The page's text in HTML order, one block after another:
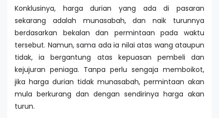
Konklusinya, harga durian yang ada di pasaran
sekarang adalah munasabah, dan naik turunnya
berdasarkan bekalan dan permintaan pada waktu
tersebut. Namun, sama ada ia nilai atas wang ataupun
tidak, ia bergantung atas kepuasan pembeli dan
kejujuran peniaga. Tanpa perlu sengaja memboikot,
jika harga durian tidak munasabah, permintaan akan
mula berkurang dan dengan sendirinya harga akan
turun.